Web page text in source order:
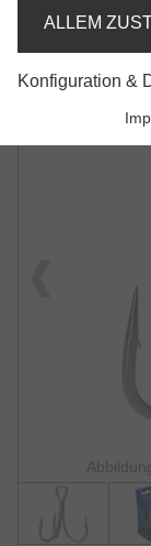
Drilling
ALLEM
Konfiguration &